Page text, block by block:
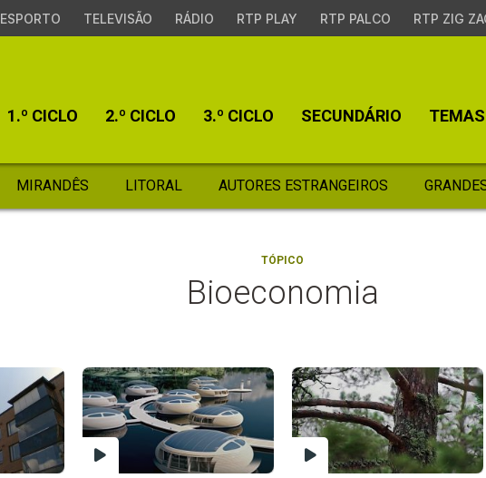
TELEVISÃO RÁDIO RTP PLAY RTP PALCO RTP ZIG
1.º CICLO 2.º CICLO 3.º CICLO SECUNDÁRIO TEMAS
MIRANDÊS LITORAL AUTORES ESTRANGEIROS
TÓPICO
Bioeconomia